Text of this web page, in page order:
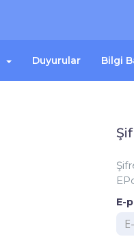
Duyurular Bilgi
E-